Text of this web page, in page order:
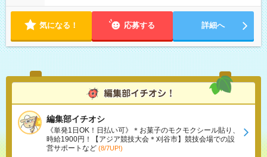
気になる！ 応募する 詳細へ
編集部イチオシ
《単発1日OK！日払い可》＊お菓子のモクモクシール貼り、
時給1900円！【アジア競技大会＊刈谷市】競技会場での設
営サポートなど (8/7UP!)